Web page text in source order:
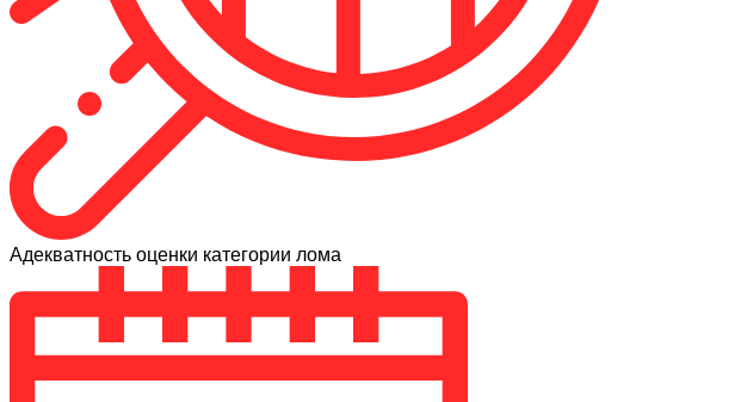
Адекватность оценки категории лома